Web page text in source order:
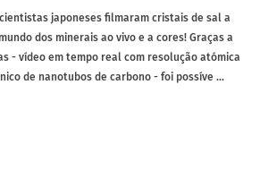
japoneses filmaram cristais de sal a
dos minerais ao vivo e a cores! Graças a
- vídeo em tempo real com resolução atómica
de nanotubos de carbono - foi possíve ...